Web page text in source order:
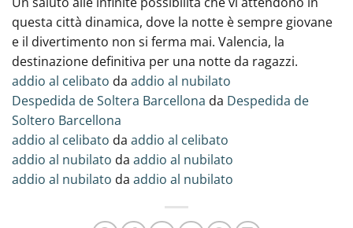
questa città dinamica, dove la notte è sempre giovane
e il divertimento non si ferma mai. Valencia, la
destinazione definitiva per una notte da ragazzi‍.
addio al celibato da addio al nubilato
Despedida de Soltera Barcellona da Despedida de
Soltero Barcellona
addio al celibato da addio al celibato
addio al nubilato da addio al nubilato
addio al nubilato da addio al nubilato